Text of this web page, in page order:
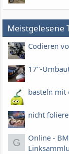
Meistgelesene
Codieren
17"-
basteln mit
nicht
G
Online -